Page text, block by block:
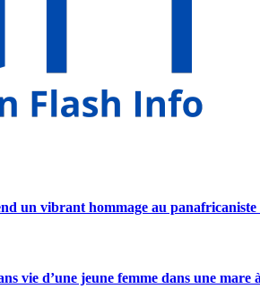
un vibrant hommage au
vie d’une jeune femme dans une mare